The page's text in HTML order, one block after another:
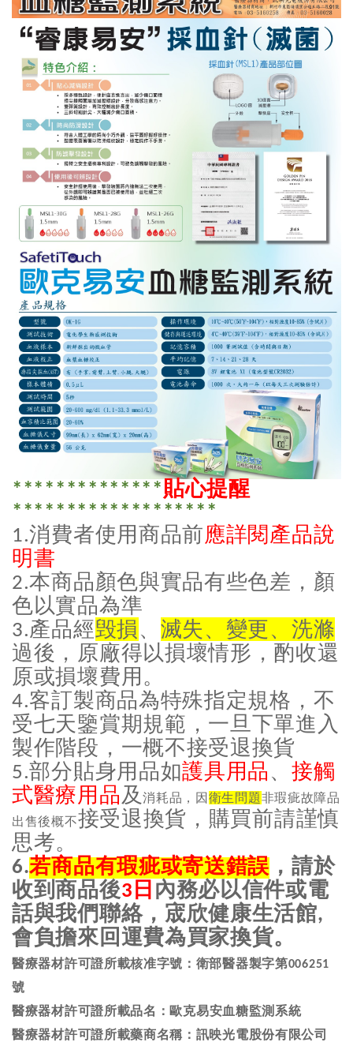
**************貼心提醒
*******************
1.消費者使用商品前應詳閱產品說
明書
2.本商品顏色與實品有些色差，顏
色以實品為準
3.產品經毁損 、 滅失、變更、洗滌
過後，原廠得以損壞情形，酌收還
原或損壞費用。
4.客訂製商品為特殊指定規格，不
受七天鑒賞期規範，一旦下單進入
製作階段，一概不接受退換貨
5.部分貼身用品如護具用品 、 接觸
式醫療用品及消耗品，因 衛生問題非瑕疵故障品
出售後概不接受退換貨，購買前請謹慎
思考。
6.若商品有瑕疵或寄送錯誤 ，請於
收到商品後3 日 內務必以信件或電
話與我們聯絡，宬欣健康生活館,
會負擔來回運費為買家換貨。
醫療器材許可證所載核准字號：衛部醫器製字第006251
號
醫療器材許可證所載品名： 歐克易安血糖監測系統
醫療器材許可證所載藥商名稱：訊映光電股份有限公司